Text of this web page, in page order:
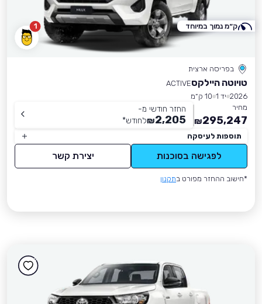
1
בפריסה ארצית
טויוטה היילקסACTIVE
2026 יד 1
10 ק״מ
מחיר
295,247
₪
החזר חודשי מ-
2,205
₪לחודש*
תוספות לעיסקה
לפגישה בסוכנות יצירת קשר
*חישוב ההחזר מפורט בתקנון
ק״מ נמוך במיוחד